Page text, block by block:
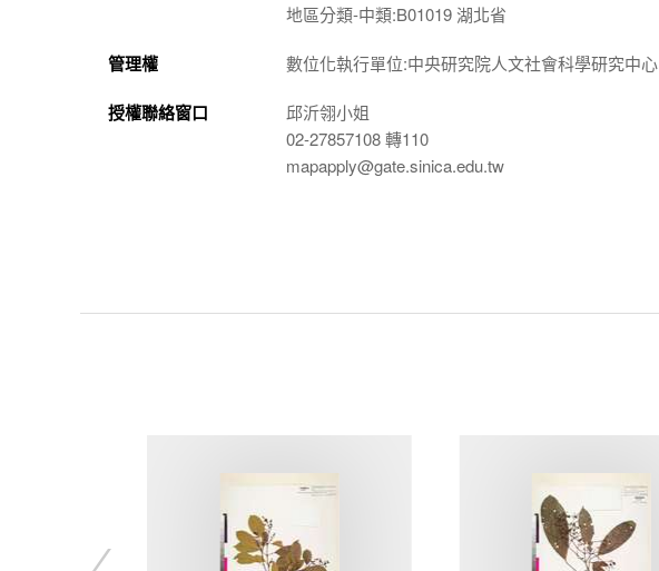
地區分類-中類:B01019 湖北省
管理權 數位化執行單位:中央研究院人文社會科學研究中心
授權聯絡窗口
邱沂翎小姐
02-27857108 轉110
mapapply@gate.sinica.edu.tw